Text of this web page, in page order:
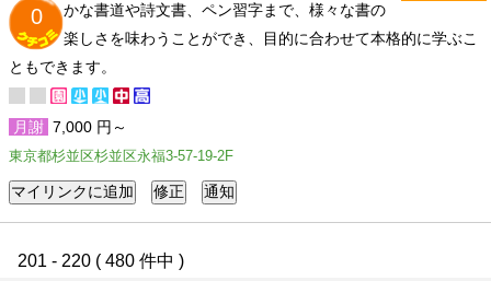
0
かな書道や詩文書、ペン習字まで、様々な書の
楽しさを味わうことができ、目的に合わせて本格的に学ぶこ
ともできます。
月謝 7,000 円～
東京都杉並区杉並区永福3-57-19-2F
201 - 220 ( 480 件中 )